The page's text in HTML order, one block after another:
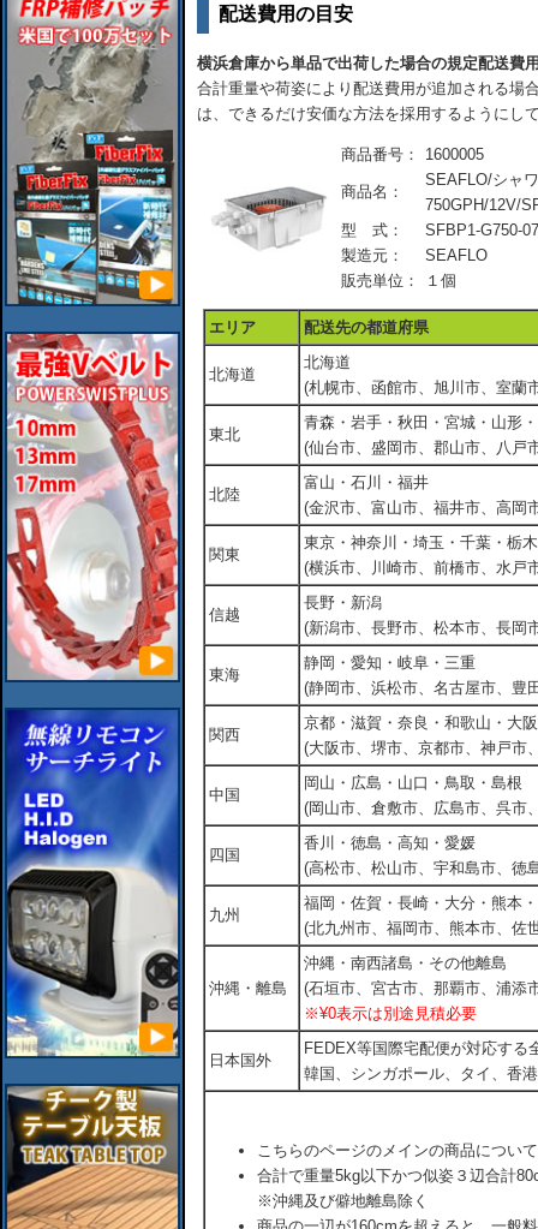
配送費用の目安
横浜倉庫から単品で出荷した場合の規定配送費
合計重量や荷姿により配送費用が追加される場
は、できるだけ安価な方法を採用するようにし
商品番号： 1600005
商品名：
SEAFLO/シャ
750GPH/12V/
型 式：
SFBP1-G750-07
製造元：
SEAFLO
販売単位：
１個
エリア 配送先の都道府県
北海道
北海道
(札幌市、函館市、旭川市、室蘭
東北
青森・岩手・秋田・宮城・山形
(仙台市、盛岡市、郡山市、八戸
北陸
富山・石川・福井
(金沢市、富山市、福井市、高岡
関東
東京・神奈川・埼玉・千葉・栃
(横浜市、川崎市、前橋市、水戸
信越
長野・新潟
(新潟市、長野市、松本市、長岡
東海
静岡・愛知・岐阜・三重
(静岡市、浜松市、名古屋市、豊
関西
京都・滋賀・奈良・和歌山・大
(大阪市、堺市、京都市、神戸市
中国
岡山・広島・山口・鳥取・島根
(岡山市、倉敷市、広島市、呉市
四国
香川・徳島・高知・愛媛
(高松市、松山市、宇和島市、徳
九州
福岡・佐賀・長崎・大分・熊本
(北九州市、福岡市、熊本市、佐
沖縄・離島
沖縄・南西諸島・その他離島
(石垣市、宮古市、那覇市、浦添
※¥0表示は別途見積必要
日本国外
FEDEX等国際宅配便が対応す
韓国、シンガポール、タイ、香
こちらのページのメインの商品につい
合計で重量5kg以下かつ似姿３辺合計
※沖縄及び僻地離島除く